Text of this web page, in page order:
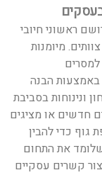
ראשוני חיובי
מיומנות
הבנה
ונינוחות בסביבת
חדשים או מציגים
גוף כדי להבין
את התחום
קשרים עסקיים